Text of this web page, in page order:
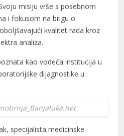
misiju vrše s posebnom
i fokusom na brigu o
kvalitet rada kroz
analiza.
kao vodeća institucija u
dijagnostike u
specijalista medicinske